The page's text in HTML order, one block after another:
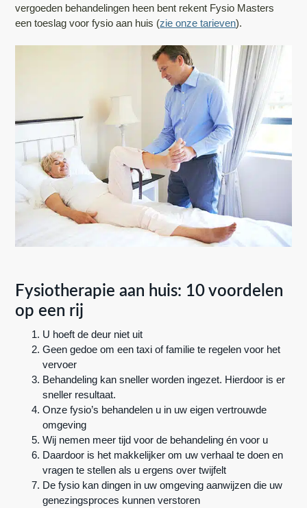
vergoeden behandelingen heen bent rekent Fysio Masters
een toeslag voor fysio aan huis (zie onze tarieven).
Fysiotherapie aan huis: 10 voordelen
op een rij
U hoeft de deur niet uit
Geen gedoe om een taxi of familie te regelen voor het
vervoer
Behandeling kan sneller worden ingezet. Hierdoor is er
sneller resultaat.
Onze fysio’s behandelen u in uw eigen vertrouwde
omgeving
Wij nemen meer tijd voor de behandeling én voor u
Daardoor is het makkelijker om uw verhaal te doen en
vragen te stellen als u ergens over twijfelt
De fysio kan dingen in uw omgeving aanwijzen die uw
genezingsproces kunnen verstoren